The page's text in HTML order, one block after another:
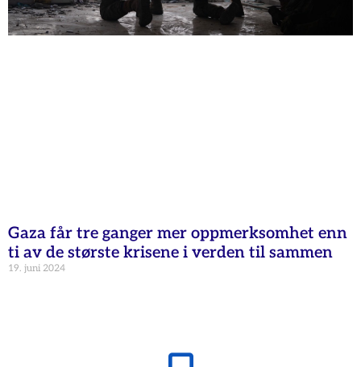
Gaza får tre ganger mer oppmerksomhet enn
ti av de største krisene i verden til sammen
19. juni 2024